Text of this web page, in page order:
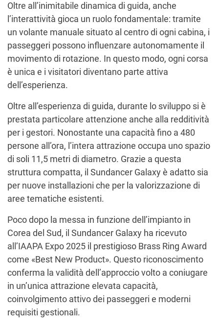
Oltre all’inimitabile dinamica di guida, anche
l’interattività gioca un ruolo fondamentale: tramite
un volante manuale situato al centro di ogni cabina, i
passeggeri possono influenzare autonomamente il
movimento di rotazione. In questo modo, ogni corsa
è unica e i visitatori diventano parte attiva
dell’esperienza.
Oltre all’esperienza di guida, durante lo sviluppo si è
prestata particolare attenzione anche alla redditività
per i gestori. Nonostante una capacità fino a 480
persone all’ora, l’intera attrazione occupa uno spazio
di soli 11,5 metri di diametro. Grazie a questa
struttura compatta, il Sundancer Galaxy è adatto sia
per nuove installazioni che per la valorizzazione di
aree tematiche esistenti.
Poco dopo la messa in funzione dell’impianto in
Corea del Sud, il Sundancer Galaxy ha ricevuto
all’IAAPA Expo 2025 il prestigioso Brass Ring Award
come «Best New Product». Questo riconoscimento
conferma la validità dell’approccio volto a coniugare
in un’unica attrazione elevata capacità,
coinvolgimento attivo dei passeggeri e moderni
requisiti gestionali.